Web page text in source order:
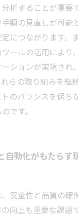
析することが重要
順の見直しが可能
につながります。
ールの活用により
ションが実現され
らの取り組みを継
のバランスを保ち
です。
自動化がもたらす
安全性と品質の確
向上も重要な課題